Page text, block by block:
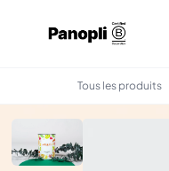
Tous les produits
BUREAU